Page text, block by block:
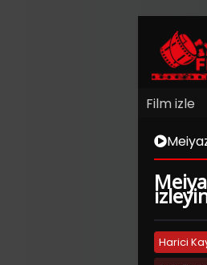
Film izle
Harici